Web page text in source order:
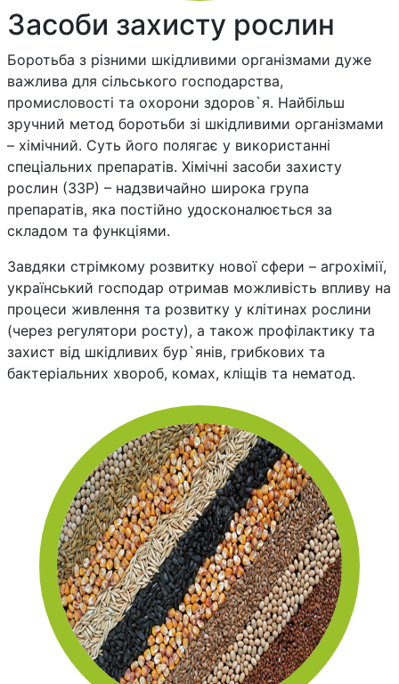
Засоби захисту рослин
Боротьба з різними шкідливими організмами дуже
важлива для сільського господарства,
промисловості та охорони здоров`я. Найбільш
зручний метод боротьби зі шкідливими організмами
– хімічний. Суть його полягає у використанні
спеціальних препаратів. Хімічні засоби захисту
рослин (ЗЗР) – надзвичайно широка група
препаратів, яка постійно удосконалюється за
складом та функціями.
Завдяки стрімкому розвитку нової сфери – агрохімії,
український господар отримав можливість впливу на
процеси живлення та розвитку у клітинах рослини
(через регулятори росту), а також профілактику та
захист від шкідливих бур`янів, грибкових та
бактеріальних хвороб, комах, кліщів та нематод.